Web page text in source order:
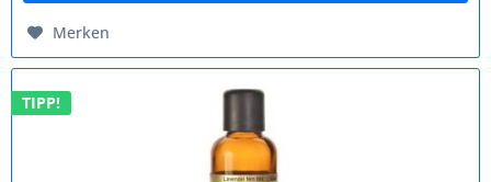
Merken
TIPP!